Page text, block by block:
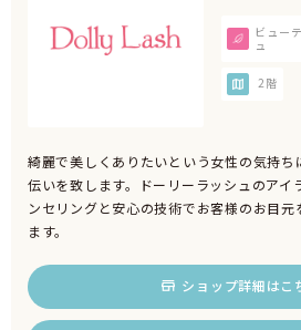
ビュー
ュ
2階
綺麗で美しくありたいという女性の気持
伝いを致します。ドーリーラッシュのアイ
ンセリングと安心の技術でお客様のお目
ます。
ショップ詳細はこ